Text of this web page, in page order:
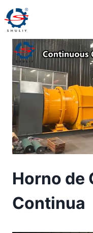
Saltar
al
contenido
Horno de
Continua